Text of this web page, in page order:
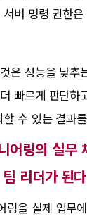
버 명령 권한
은 성능을 낮추
빠르게 판단하
수 있는 결과
어링의 실무
리더가 된다
링을 실제 업무